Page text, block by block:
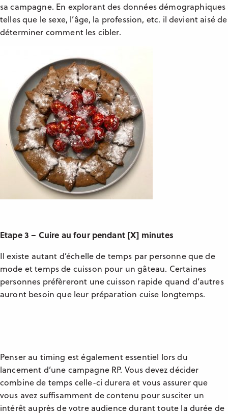
sa campagne. En explorant des données démographiques
telles que le sexe, l’âge, la profession, etc. il devient aisé de
déterminer comment les cibler.
Etape 3 – Cuire au four pendant [X] minutes
Il existe autant d’échelle de temps par personne que de
mode et temps de cuisson pour un gâteau. Certaines
personnes préfèreront une cuisson rapide quand d’autres
auront besoin que leur préparation cuise longtemps.
Penser au timing est également essentiel lors du
lancement d’une campagne RP. Vous devez décider
combine de temps celle-ci durera et vous assurer que
vous avez suffisamment de contenu pour susciter un
intérêt auprès de votre audience durant toute la durée de